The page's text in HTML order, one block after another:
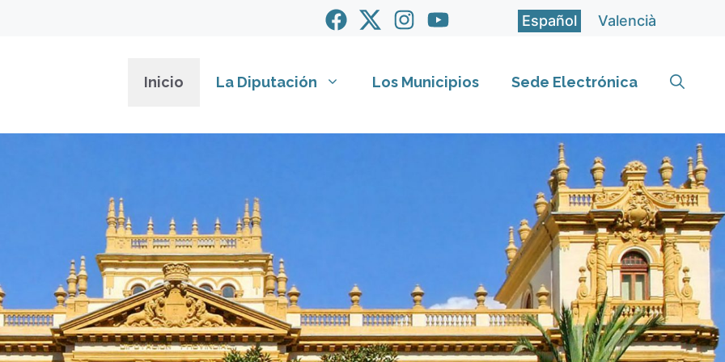
Español Valencià
Inicio La Diputación Los Municipios Sede Electrónica